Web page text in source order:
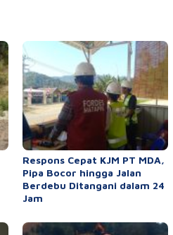
Respons Cepat KJM PT MDA,
Pipa Bocor hingga Jalan
Berdebu Ditangani dalam 24
Jam